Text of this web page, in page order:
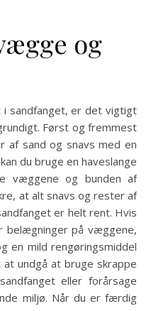
og
i sandfanget, er det vigtigt
Først og fremmest
af sand og snavs med en
du bruge en haveslange
væggene og bunden af
at alt snavs og rester af
er helt rent. Hvis
på væggene,
en mild rengøringsmiddel
undgå at bruge skrappe
eller forårsage
miljø. Når du er færdig